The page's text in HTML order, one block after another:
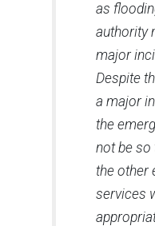
as
authority
major
Despite
a major
the
not be so
the other
services